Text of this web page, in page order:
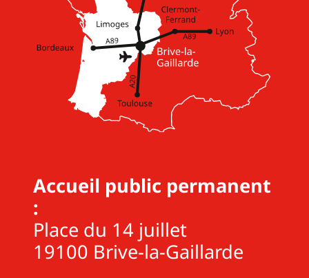
Accueil public permanent
:
Place du 14 juillet
19100 Brive-la-Gaillarde